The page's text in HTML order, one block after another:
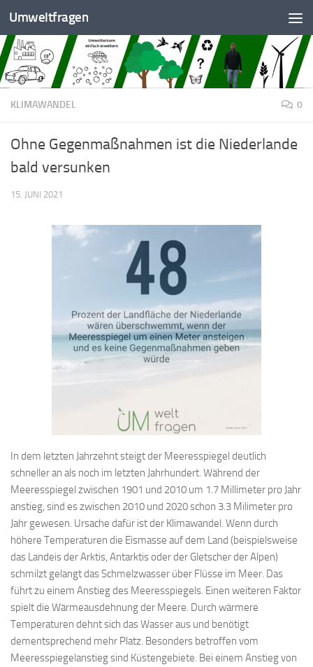
Zum Inhalt springen
Umweltfragen
KLIMAWANDEL 0
Ohne Gegenmaßnahmen ist die Niederlande
bald versunken
15. JUNI 2021
In dem letzten Jahrzehnt steigt der Meeresspiegel deutlich
schneller an als noch im letzten Jahrhundert. Während der
Meeresspiegel zwischen 1901 und 2010 um 1.7 Millimeter pro Jahr
anstieg, sind es zwischen 2010 und 2020 schon 3.3 Milimeter pro
Jahr gewesen. Ursache dafür ist der Klimawandel. Wenn durch
höhere Temperaturen die Eismasse auf dem Land (beispielsweise
das Landeis der Arktis, Antarktis oder der Gletscher der Alpen)
schmilzt gelangt das Schmelzwasser über Flüsse im Meer. Das
führt zu einem Anstieg des Meeresspiegels. Einen weiteren Faktor
spielt die Wärmeausdehnung der Meere. Durch wärmere
Temperaturen dehnt sich das Wasser aus und benötigt
dementsprechend mehr Platz. Besonders betroffen vom
Meeresspiegelanstieg sind Küstengebiete. Bei einem Anstieg von